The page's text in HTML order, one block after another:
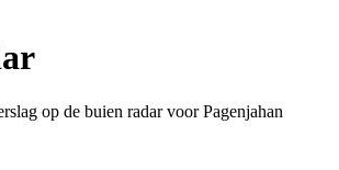
op de buien radar voor Pagenjahan